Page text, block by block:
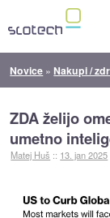
Novice » Nakupi /
ZDA želijo
umetno
Matej Huš :: 13. jan 2025